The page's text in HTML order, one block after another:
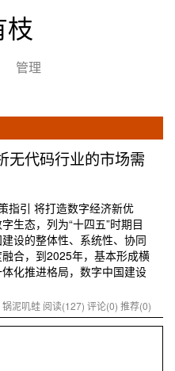
管理
无代码行业的市场需
指引 将打造数字经济新优
生态，列为“十四五”时期目
设的整体性、系统性、协同
合，到2025年，基本形成横
化推进格局，数字中国建设
泥叽蛙 阅读(127) 评论(0) 推荐(0)